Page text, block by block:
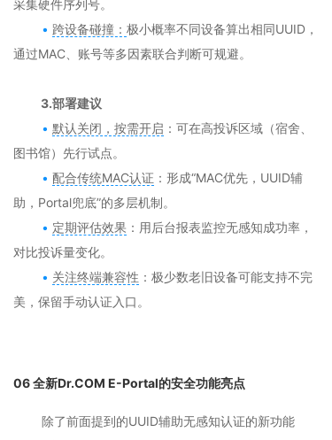
采集硬件序列号。
• 跨设备碰撞： 极小概率不同设备算出相同UUID，
通过MAC、账号等多因素联合判断可规避。
3.部署建议
• 默认关闭，按需开启 ：可在高投诉区域（宿舍、
图书馆）先行试点。
• 配合传统MAC认证 ：形成“MAC优先，UUID辅
助，Portal兜底”的多层机制。
• 定期评估效果 ：用后台报表监控无感知成功率，
对比投诉量变化。
• 关注终端兼容性 ：极少数老旧设备可能支持不完
美，保留手动认证入口。
06 全新Dr.COM E-Portal的安全功能亮点
除了前面提到的UUID辅助无感知认证的新功能